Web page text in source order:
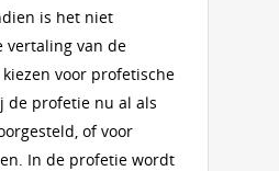
is het niet
vertaling van de
voor profetische
de profetie nu al als
of voor
In de profetie wordt